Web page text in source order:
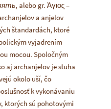
, alebo gr. Άγιος –
a anjelov
štandardách, ktoré
vyjadrením
mocou. Spoločným
aj archanjelov je stuha
okolo uší, čo
k vykonávaniu
ktorých sú pohotovými